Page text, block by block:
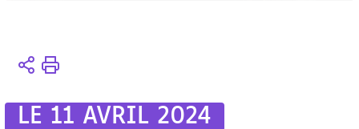
Vous
Accueil
LE 11 AVRIL 2024